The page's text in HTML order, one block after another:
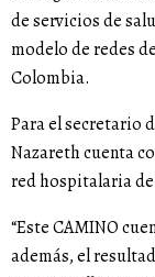
de servicios de
modelo de redes
Colombia.
Para el secretario
Nazareth cuenta
red hospitalaria
“Este CAMINO
además, el